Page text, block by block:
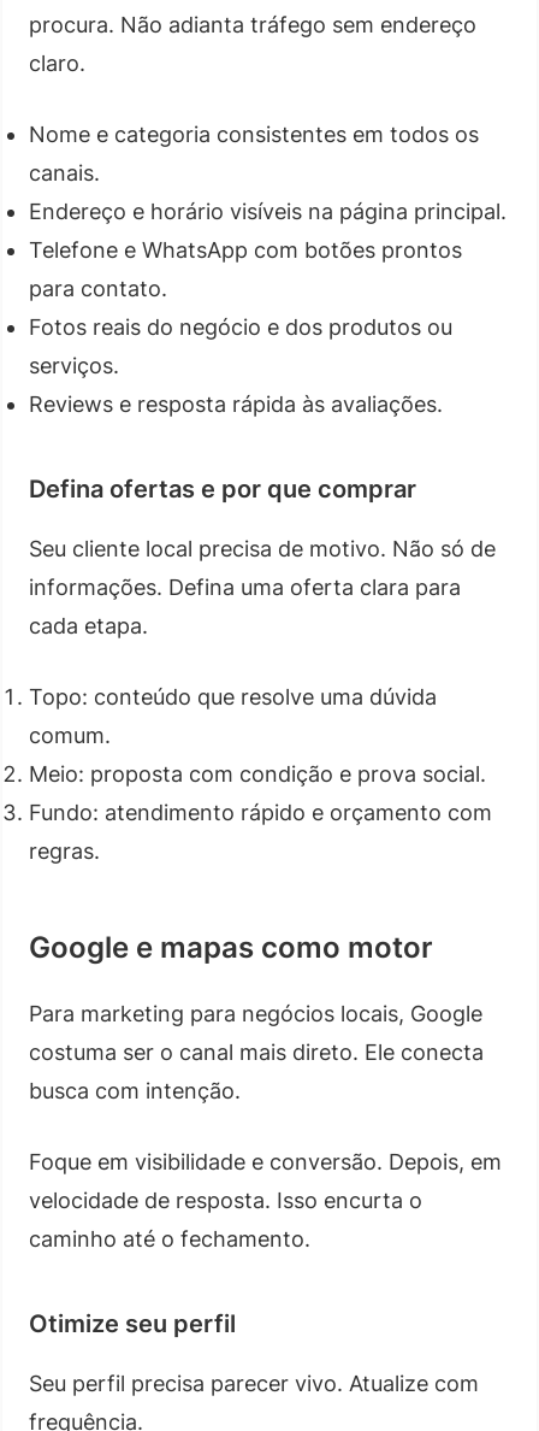
procura. Não adianta tráfego sem endereço
claro.
Nome e categoria consistentes em todos os
canais.
Endereço e horário visíveis na página principal.
Telefone e WhatsApp com botões prontos
para contato.
Fotos reais do negócio e dos produtos ou
serviços.
Reviews e resposta rápida às avaliações.
Defina ofertas e por que comprar
Seu cliente local precisa de motivo. Não só de
informações. Defina uma oferta clara para
cada etapa.
Topo: conteúdo que resolve uma dúvida
comum.
Meio: proposta com condição e prova social.
Fundo: atendimento rápido e orçamento com
regras.
Google e mapas como motor
Para marketing para negócios locais, Google
costuma ser o canal mais direto. Ele conecta
busca com intenção.
Foque em visibilidade e conversão. Depois, em
velocidade de resposta. Isso encurta o
caminho até o fechamento.
Otimize seu perfil
Seu perfil precisa parecer vivo. Atualize com
frequência.